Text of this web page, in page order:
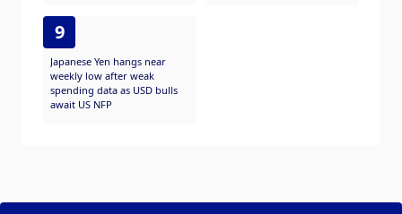
9
Japanese Yen hangs near
weekly low after weak
spending data as USD bulls
await US NFP